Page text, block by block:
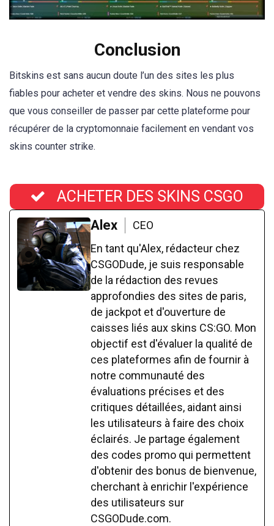
Conclusion
Bitskins est sans aucun doute l’un des sites les plus
fiables pour acheter et vendre des skins. Nous ne pouvons
que vous conseiller de passer par cette plateforme pour
récupérer de la cryptomonnaie facilement en vendant vos
skins counter strike.
ACHETER DES SKINS CSGO
Alex
CEO
En tant qu'Alex, rédacteur chez
CSGODude, je suis responsable
de la rédaction des revues
approfondies des sites de paris,
de jackpot et d'ouverture de
caisses liés aux skins CS:GO. Mon
objectif est d'évaluer la qualité de
ces plateformes afin de fournir à
notre communauté des
évaluations précises et des
critiques détaillées, aidant ainsi
les utilisateurs à faire des choix
éclairés. Je partage également
des codes promo qui permettent
d'obtenir des bonus de bienvenue,
cherchant à enrichir l'expérience
des utilisateurs sur
CSGODude.com.